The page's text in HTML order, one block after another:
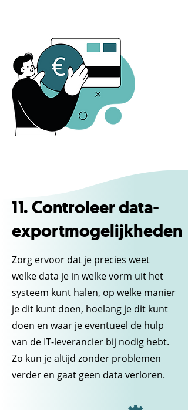
11. Controleer data-
exportmogelijkheden
Zorg ervoor dat je precies weet
welke data je in welke vorm uit het
systeem kunt halen, op welke manier
je dit kunt doen, hoelang je dit kunt
doen en waar je eventueel de hulp
van de IT-leverancier bij nodig hebt.
Zo kun je altijd zonder problemen
verder en gaat geen data verloren.